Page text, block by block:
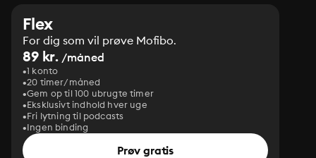
Flex
For dig som vil prøve Mofibo.
89 kr. /måned
1 konto
20 timer/måned
Gem op til 100 ubrugte timer
Eksklusivt indhold hver uge
Fri lytning til podcasts
Ingen binding
Prøv gratis